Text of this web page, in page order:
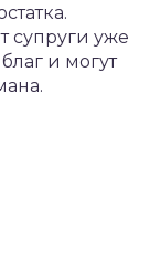
супруги уже
и могут